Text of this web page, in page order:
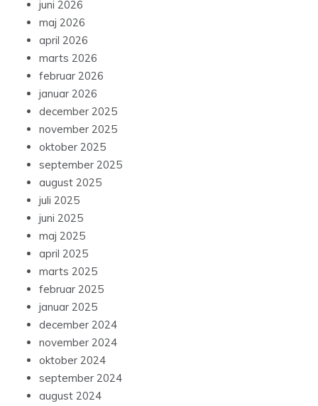
juni 2026
maj 2026
april 2026
marts 2026
februar 2026
januar 2026
december 2025
november 2025
oktober 2025
september 2025
august 2025
juli 2025
juni 2025
maj 2025
april 2025
marts 2025
februar 2025
januar 2025
december 2024
november 2024
oktober 2024
september 2024
august 2024